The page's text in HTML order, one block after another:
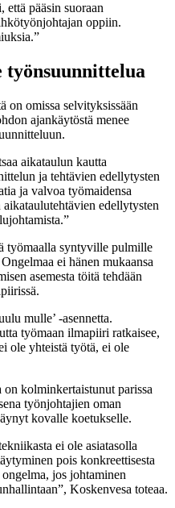
pääsin suoraan
oppiin.
on omissa selvityksissään
ajankäytöstä menee
aikataulun kautta
ja tehtävien edellytysten
ja valvoa työmaidensa
edellytysten
työmaalla syntyville pulmille
ei hänen mukaansa
asemesta töitä tehdään
mulle’ -asennetta.
työmaan ilmapiiri ratkaisee,
ole yhteistä työtä, ei ole
on kolminkertaistunut parissa
työnjohtajien oman
kovalle koetukselle.
ei ole asiatasolla
pois konkreettisesta
jos johtaminen
Koskenvesa toteaa.